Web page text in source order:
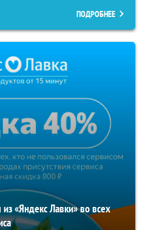
ПОДРОБНЕЕ
«Яндекс Лавки» во всех